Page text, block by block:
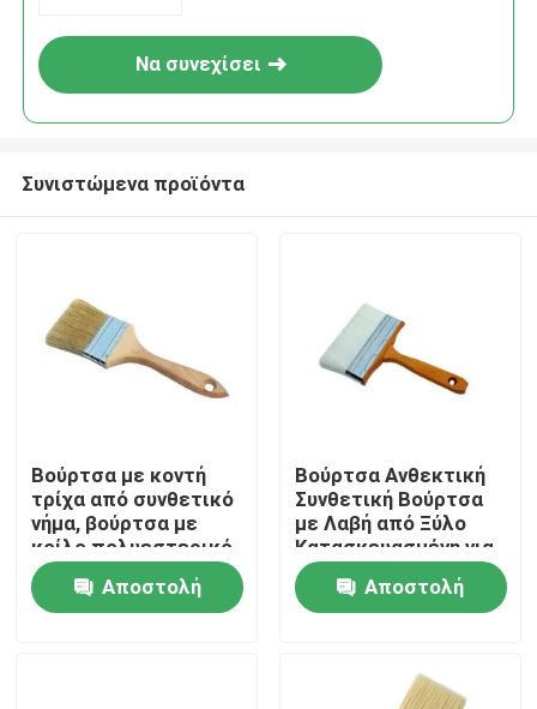
Αρχική Σελίδα
Να συνεχίσει
Συνιστώμενα προϊόντα
Βούρτσα με κοντή
τρίχα από συνθετικό
νήμα, βούρτσα με
κοίλο πολυεστερικό
νήμα, ιδανική για
βιομηχανικές
εφαρμογές
Αποστολή
Βούρτσα Ανθεκτική
Συνθετική Βούρτσα
με Λαβή από Ξύλο
Κατασκευασμένη για
να Αντέχει σε
Εντατικές Εργασίες
Καθαρισμού και
Αποστολή